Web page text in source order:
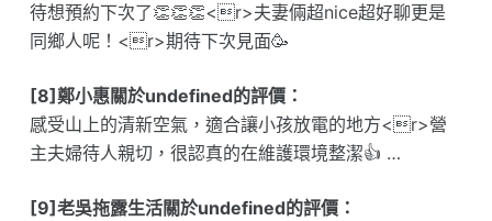
待想預約下次了👏👏👏<r>夫妻倆超nice超好聊更是
同鄉人呢！<r>期待下次見面🥳
[8]鄭小惠關於undefined的評價：
感受山上的清新空氣，適合讓小孩放電的地方<r>營
主夫婦待人親切，很認真的在維護環境整潔👍 …
[9]老吳拖露生活關於undefined的評價：